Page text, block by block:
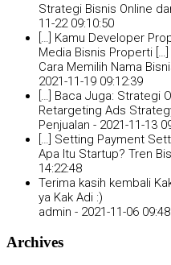
Strategi Bisnis Online
11-22 09:10:50
[…] Kamu Developer
Media Bisnis Properti […]
Cara Memilih Nama
2021-11-19 09:12:39
[…] Baca Juga: Strategi
Retargeting Ads
Penjualan - 2021-11-13
[…] Setting Payment
Apa Itu Startup? Tren
14:22:48
Terima kasih kembali
ya Kak Adi :)
admin - 2021-11-06
Archives